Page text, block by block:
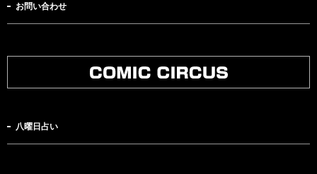
お問い合わせ
八曜日占い